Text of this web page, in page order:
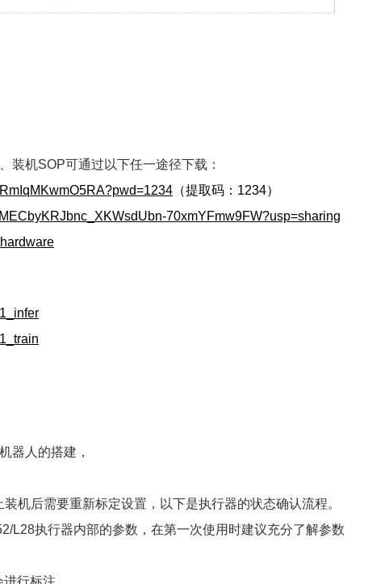
装机SOP可通过以下任一途径下载：
（提取码：1234）
70xmYFmw9FW?usp=sharing
器人的搭建，
机后需要重新标定设置，以下是执行器的状态确认流程。
L28执行器内部的参数，在第一次使用时建议充分了解参数
行标注。